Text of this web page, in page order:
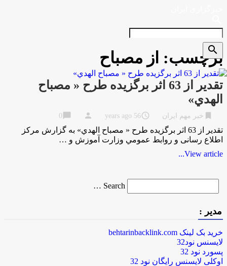
برچسب: از مصباح
تقدير از 63 اثر برگزيده طرح « مصباح
الهدي»
خبر مهم ایران access_time
56 years ago
person
chat_bubble
تقدير از 63 اثر برگزيده طرح « مصباح الهدي» به گزارش مركز
اطلاع رسانی و روابط عمومي وزارت آموزش و …
View article...
for
Search …
search
مدیر :
خرید بک لینک behtarinbacklink.com
لایسنس نود32
پسورد نود 32
اوکلی لایسنس رایگان نود 32